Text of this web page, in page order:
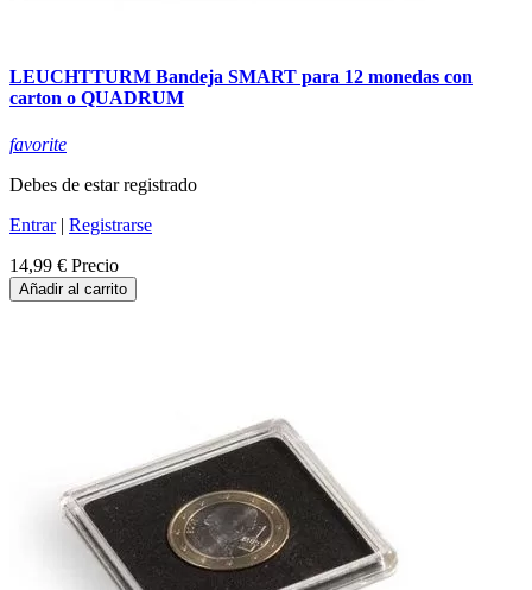
LEUCHTTURM Bandeja SMART para 12 monedas con
carton o QUADRUM
favorite
Debes de estar registrado
Entrar| Registrarse
14,99 € Precio
Añadir al carrito